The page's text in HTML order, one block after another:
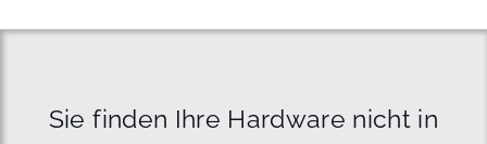
Sie finden Ihre Hardware nicht in